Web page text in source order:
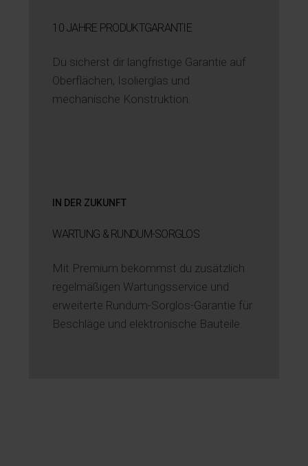
10 JAHRE PRODUKTGARANTIE
Du sicherst dir langfristige Garantie auf
Oberflächen, Isolierglas und
mechanische Konstruktion.
IN DER ZUKUNFT
WARTUNG & RUNDUM-SORGLOS
Mit Premium bekommst du zusätzlich
regelmäßigen Wartungsservice und
erweiterte Rundum-Sorglos-Garantie für
Beschläge und elektronische Bauteile.